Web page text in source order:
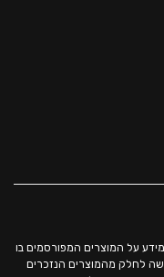
על המוצרים המפורסמים בו
לחלק מהמוצרים הנזכרים